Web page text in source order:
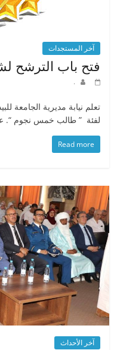
آخر المستجدات
فتح باب الترشح
.
تعلم نيابة مديرية الجامعة
لفئة ” طالب خمس نجوم “.
Read more
آخر الأحداث